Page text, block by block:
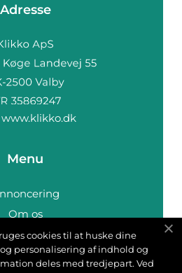
Adresse
www.klikko.dk
Menu
Om os
Cookies
os
cookies til at huske dine
personalisering af indhold og
deles med tredjepart. Ved